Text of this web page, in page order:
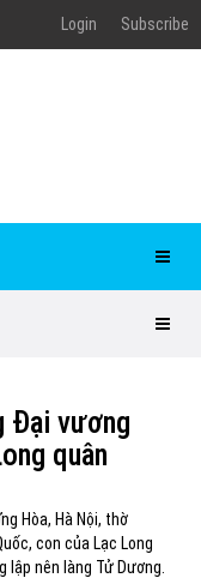
Login Subscribe
Đại vương
quân
Hòa, Hà Nội, thờ
con của Lạc Long
nên làng Tử Dương.